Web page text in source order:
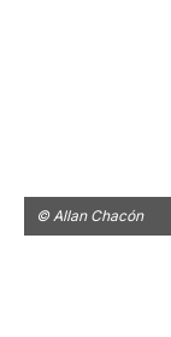
© Allan Chacón